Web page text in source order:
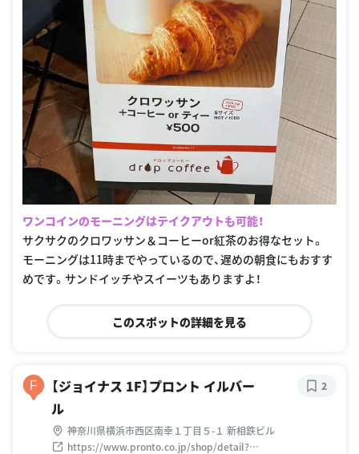
ワンコインのモーニングはテイクアウトも可能！
サクサクのクロワッサン＆コーヒーor紅茶のお得なセット。
モーニングは11時までやっているので、遅めの朝食にもおすす
めです。サンドイッチやスイーツもありますよ！
このスポットの詳細を見る
F
【ジョイナス 1F】プロント イルバー
ル
神奈川県横浜市西区南幸１丁目５-１ 新相鉄ビル
https://www.pronto.co.jp/shop/detail?
2